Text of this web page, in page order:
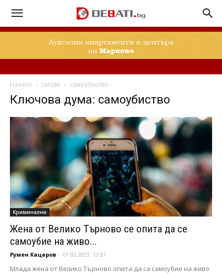
Начало тагове самоубиство
Ключова дума: самоубиство
Криминални
Жена от Велико Търново се опита да се
самоубие на живо...
Румен Кацаров - 01.02.2023, 13:01
Млада жена от Велико Търново опита да са самоубие на живо